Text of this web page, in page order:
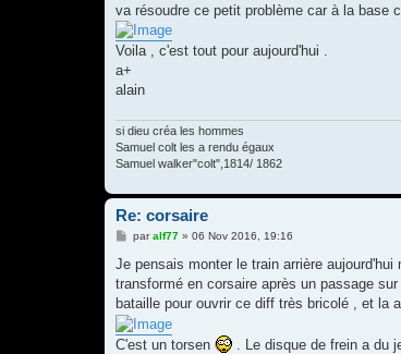
va résoudre ce petit problème car à la base
Voila , c'est tout pour aujourd'hui .
a+
alain
si dieu créa les hommes
Samuel colt les a rendu égaux
Samuel walker"colt",1814/ 1862
Re: corsaire
M
s
a
g
e
paralf77» 06 Nov 2016, 19:16
Je pensais monter le train arrière
transformé en corsaire après un passage
bataille pour ouvrir ce diff très bricolé , et la
C'est un torsen
. Le disque de frein a du